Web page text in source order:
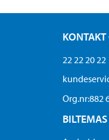
KONTAKT
22 22 20 22
Org.nr:882